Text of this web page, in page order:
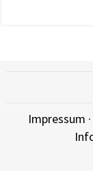
Impressum ·